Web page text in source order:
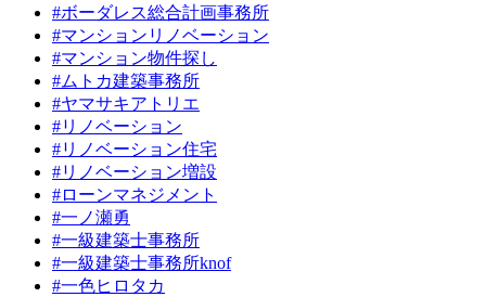
#ボーダレス総合計画事務所
#マンションリノベーション
#マンション物件探し
#ムトカ建築事務所
#ヤマサキアトリエ
#リノベーション
#リノベーション住宅
#リノベーション増設
#ローンマネジメント
#一ノ瀬勇
#一級建築士事務所
#一級建築士事務所knof
#一色ヒロタカ